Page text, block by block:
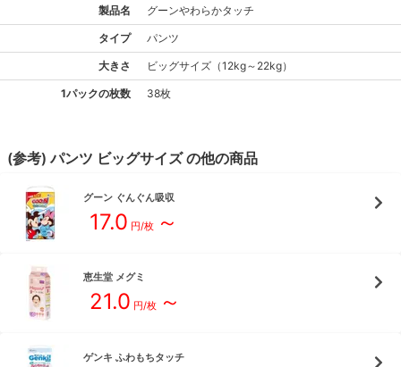
製品名 グーンやわらかタッチ
タイプ パンツ
大きさ ビッグサイズ （12kg～22kg）
1パックの枚数 38枚
(参考)パンツ ビッグサイズの他の商品
グーン ぐんぐん吸収
17.0 円/枚 ～
恵生堂 メグミ
21.0 円/枚 ～
ゲンキ ふわもちタッチ